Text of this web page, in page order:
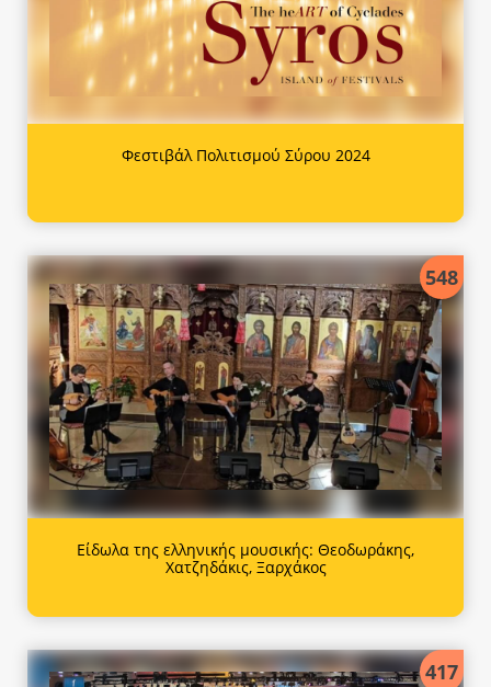
Φεστιβάλ Πολιτισμού Σύρου 2024
548
Είδωλα της ελληνικής μουσικής: Θεοδωράκης,
Χατζηδάκις, Ξαρχάκος
417